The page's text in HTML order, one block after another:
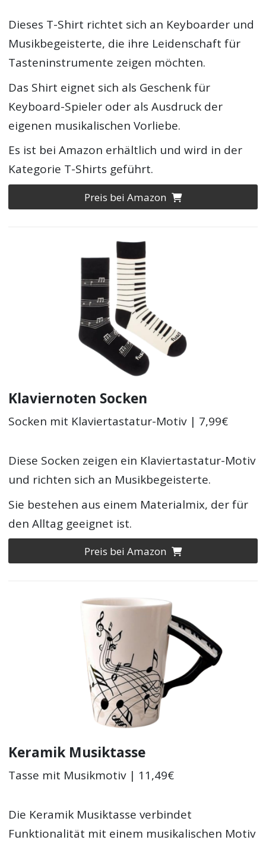
Dieses T-Shirt richtet sich an Keyboarder und
Musikbegeisterte, die ihre Leidenschaft für
Tasteninstrumente zeigen möchten.
Das Shirt eignet sich als Geschenk für
Keyboard-Spieler oder als Ausdruck der
eigenen musikalischen Vorliebe.
Es ist bei Amazon erhältlich und wird in der
Kategorie T-Shirts geführt.
Preis bei Amazon
Klaviernoten Socken
Socken mit Klaviertastatur-Motiv | 7,99€
Diese Socken zeigen ein Klaviertastatur-Motiv
und richten sich an Musikbegeisterte.
Sie bestehen aus einem Materialmix, der für
den Alltag geeignet ist.
Preis bei Amazon
Keramik Musiktasse
Tasse mit Musikmotiv | 11,49€
Die Keramik Musiktasse verbindet
Funktionalität mit einem musikalischen Motiv